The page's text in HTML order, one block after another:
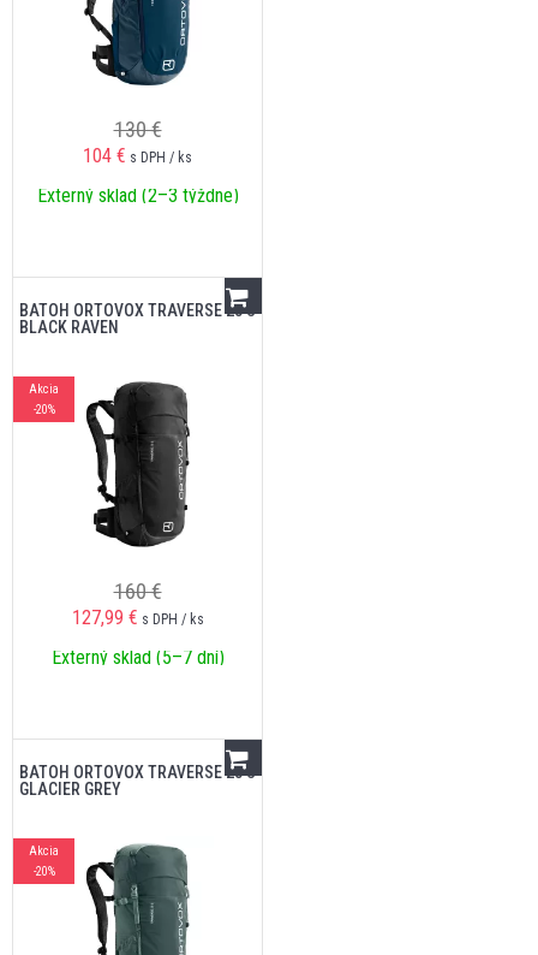
130 €
104 € s DPH / ks
Externý sklad (2–3 týždne)
BATOH ORTOVOX TRAVERSE 28 S
BLACK RAVEN
Akcia
-20%
160 €
127,99 € s DPH / ks
Externý sklad (5–7 dní)
BATOH ORTOVOX TRAVERSE 28 S
GLACIER GREY
Akcia
-20%